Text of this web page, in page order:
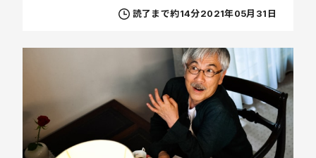
読了まで約14分2021年05月31日